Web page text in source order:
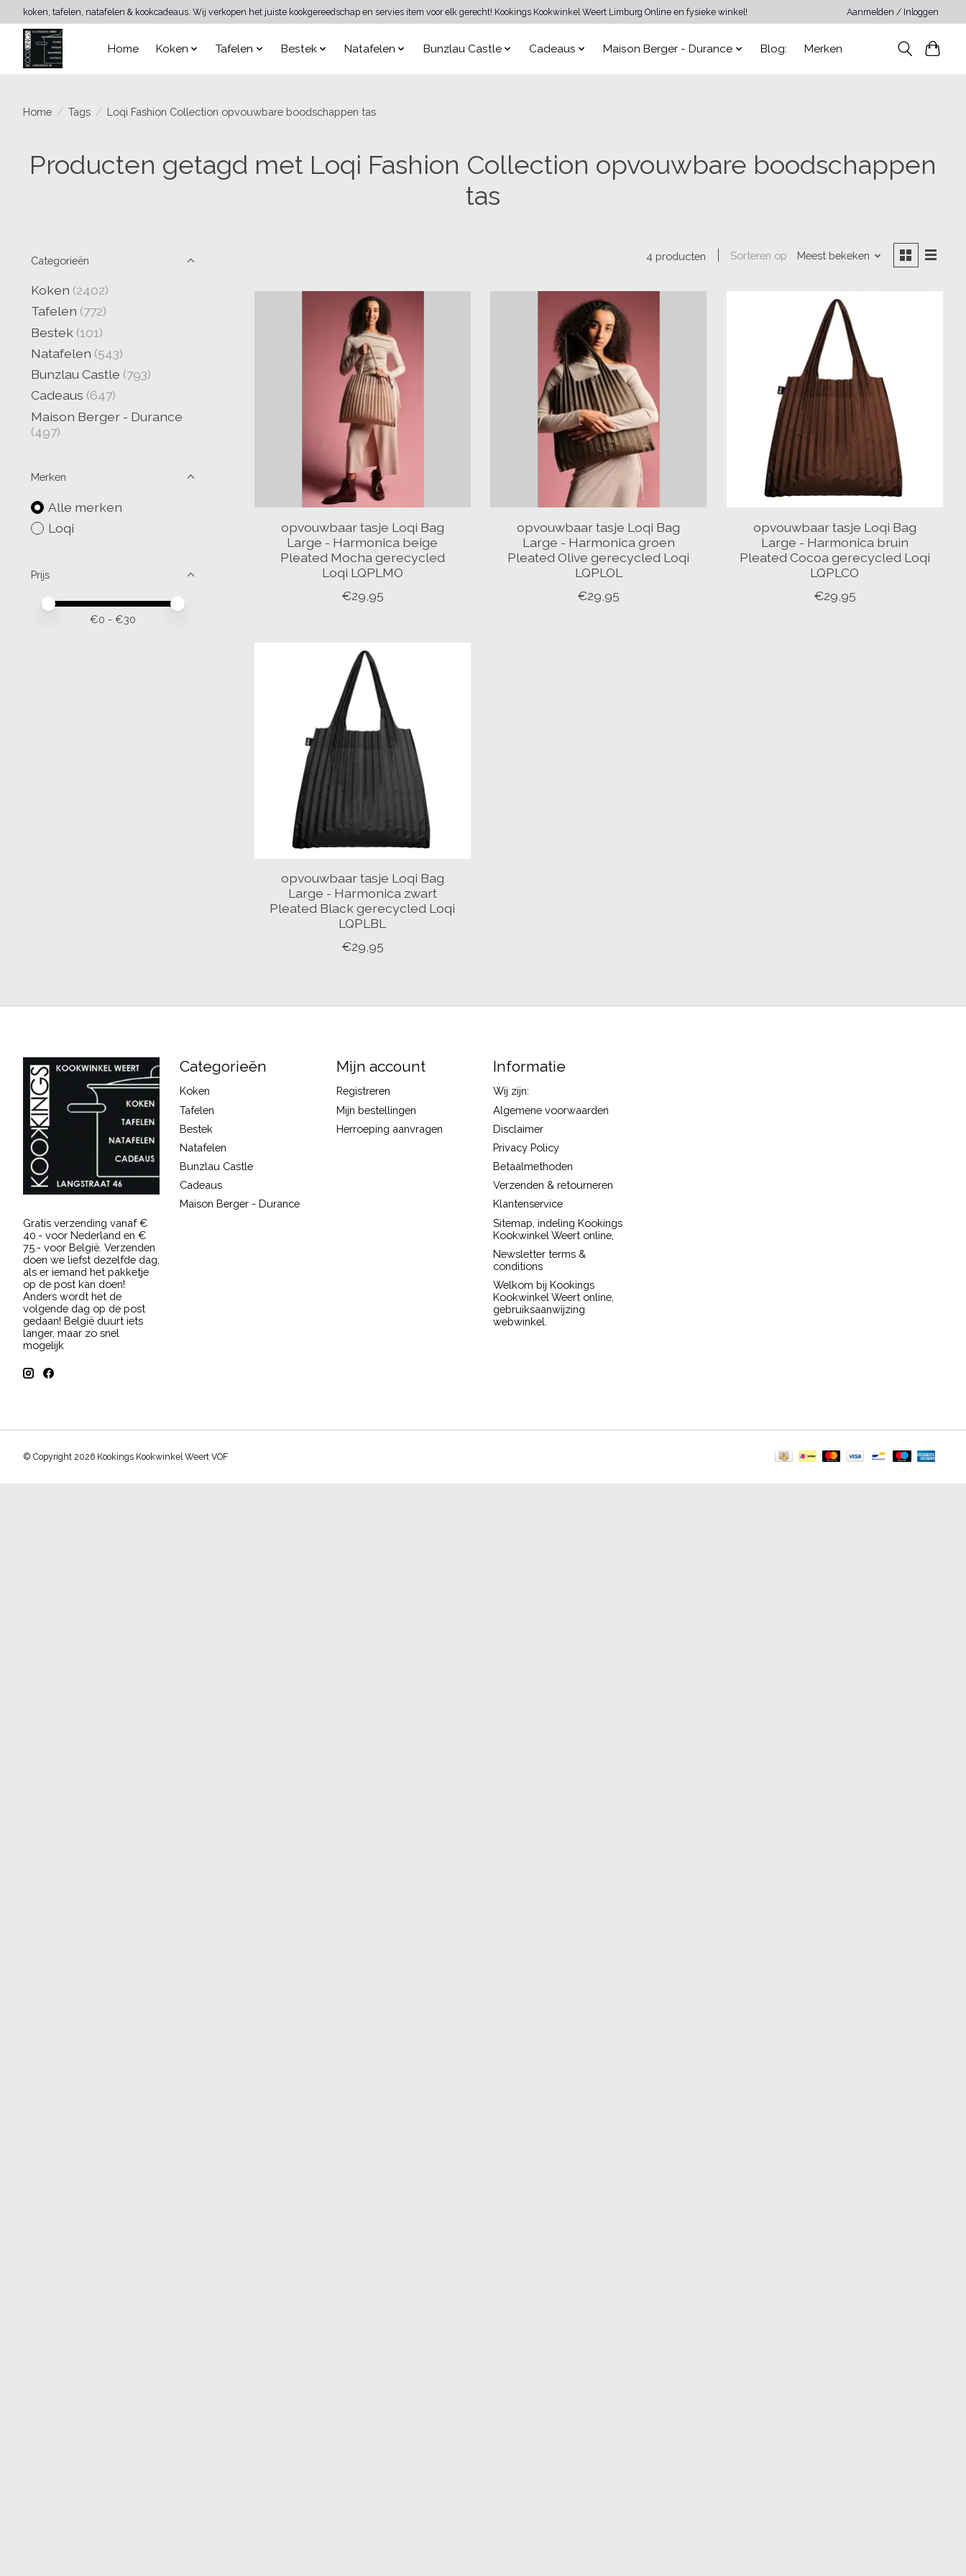
koken, tafelen, natafelen & kookcadeaus. Wij verkopen het juiste kookgereedschap en servies item voor elk gerecht! Kookings Kookwinkel Weert Limburg Online en fysieke winkel! Aanmelden / Inloggen
Home Koken Tafelen Bestek Natafelen Bunzlau Castle Cadeaus Maison Berger - Durance Blog: Merken
Home / Tags / Loqi Fashion Collection opvouwbare boodschappen tas
Producten getagd met Loqi Fashion Collection opvouwbare boodschappen
tas
Categorieën
Koken (2402)
Tafelen (772)
Bestek (101)
Natafelen (543)
Bunzlau Castle (793)
Cadeaus (647)
Maison Berger - Durance
(497)
Merken
Alle merken
Loqi
Prijs
Minimale prijswaarde
Price maximum value
€0 - €30
4 producten Sorteren op Meest bekeken
opvouwbaar tasje Loqi Bag
Large - Harmonica beige
Pleated Mocha gerecycled
Loqi LQPLMO
€29,95
opvouwbaar tasje Loqi Bag
Large - Harmonica groen
Pleated Olive gerecycled Loqi
LQPLOL
€29,95
opvouwbaar tasje Loqi Bag
Large - Harmonica bruin
Pleated Cocoa gerecycled Loqi
LQPLCO
€29,95
opvouwbaar tasje Loqi Bag
Large - Harmonica zwart
Pleated Black gerecycled Loqi
LQPLBL
€29,95
Gratis verzending vanaf €
40.- voor Nederland en €
75.- voor België. Verzenden
doen we liefst dezelfde dag,
als er iemand het pakketje
op de post kan doen!
Anders wordt het de
volgende dag op de post
gedaan! België duurt iets
langer, maar zo snel
mogelijk
Categorieën
Koken
Tafelen
Bestek
Natafelen
Bunzlau Castle
Cadeaus
Maison Berger - Durance
Mijn account
Registreren
Mijn bestellingen
Herroeping aanvragen
Informatie
Wij zijn:
Algemene voorwaarden
Disclaimer
Privacy Policy
Betaalmethoden
Verzenden & retourneren
Klantenservice
Sitemap, indeling Kookings
Kookwinkel Weert online,
Newsletter terms &
conditions
Welkom bij Kookings
Kookwinkel Weert online,
gebruiksaanwijzing
webwinkel.
© Copyright 2026 Kookings Kookwinkel Weert VOF